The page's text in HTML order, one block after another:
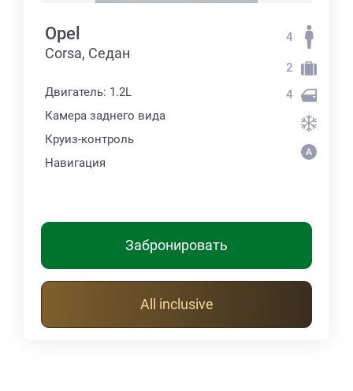
Opel
Corsa, Седан
Двигатель: 1.2L
Камера заднего вида
Круиз-контроль
Навигация
4
2
4
Забронировать
All inclusive